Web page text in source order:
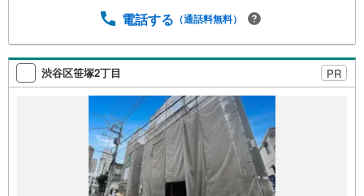
電話する （通話料無料）
渋谷区笹塚2丁目 PR